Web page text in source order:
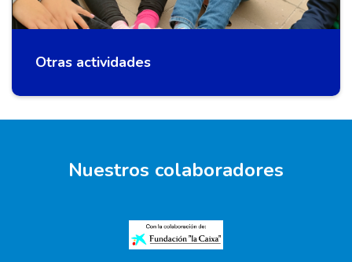
Otras actividades
Nuestros colaboradores